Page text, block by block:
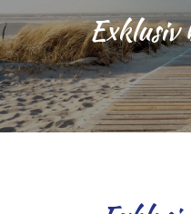
Exklusiv